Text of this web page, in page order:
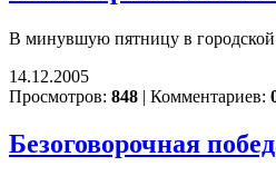
В минувшую пятницу в
14.12.2005
Просмотров: 848 | Комментариев:
Безоговорочная